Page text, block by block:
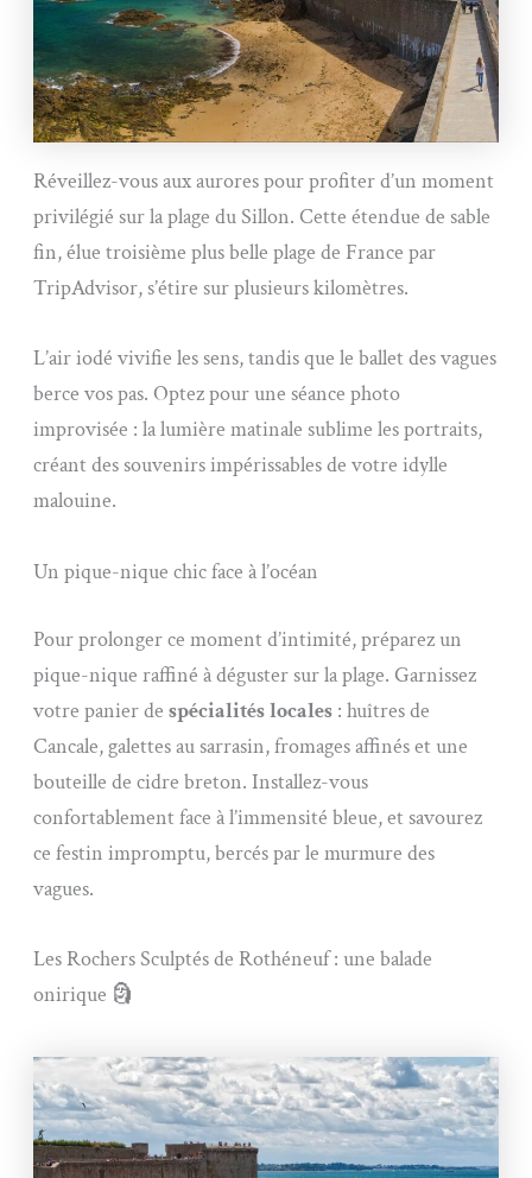
Réveillez-vous aux aurores pour profiter d’un moment
privilégié sur la plage du Sillon. Cette étendue de sable
fin, élue troisième plus belle plage de France par
TripAdvisor, s’étire sur plusieurs kilomètres.
L’air iodé vivifie les sens, tandis que le ballet des vagues
berce vos pas. Optez pour une séance photo
improvisée : la lumière matinale sublime les portraits,
créant des souvenirs impérissables de votre idylle
malouine.
Un pique-nique chic face à l’océan
Pour prolonger ce moment d’intimité, préparez un
pique-nique raffiné à déguster sur la plage. Garnissez
votre panier despécialités locales : huîtres de
Cancale, galettes au sarrasin, fromages affinés et une
bouteille de cidre breton. Installez-vous
confortablement face à l’immensité bleue, et savourez
ce festin impromptu, bercés par le murmure des
vagues.
Les Rochers Sculptés de Rothéneuf : une balade
onirique 🗿